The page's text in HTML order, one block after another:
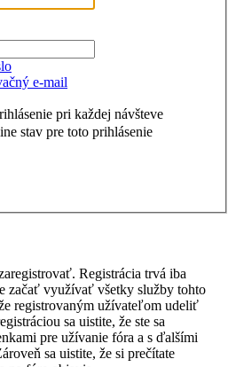
e-mail
pri každej návšteve
stav pre toto prihlásenie
Registrácia trvá iba
začať využívať všetky služby tohto
registrovaným užívateľom udeliť
sa uistite, že ste sa
pre užívanie fóra a s ďalšími
sa uistite, že si prečítate